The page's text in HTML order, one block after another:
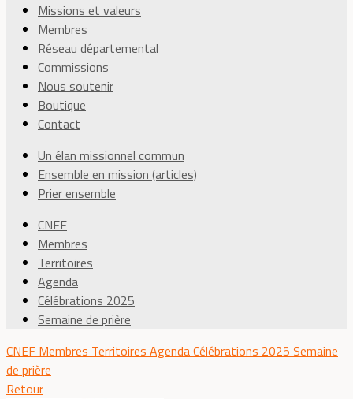
Missions et valeurs
Membres
Réseau départemental
Commissions
Nous soutenir
Boutique
Contact
Un élan missionnel commun
Ensemble en mission (articles)
Prier ensemble
CNEF
Membres
Territoires
Agenda
Célébrations 2025
Semaine de prière
CNEF Membres Territoires AgendaCélébrations 2025 Semaine
de prière
Retour